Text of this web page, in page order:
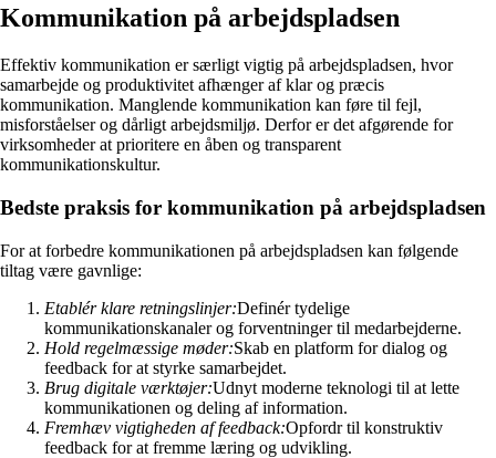
Kommunikation på arbejdspladsen
Effektiv kommunikation er særligt vigtig på arbejdspladsen, hvor
samarbejde og produktivitet afhænger af klar og præcis
kommunikation. Manglende kommunikation kan føre til fejl,
misforståelser og dårligt arbejdsmiljø. Derfor er det afgørende for
virksomheder at prioritere en åben og transparent
kommunikationskultur.
Bedste praksis for kommunikation på arbejdspladsen
For at forbedre kommunikationen på arbejdspladsen kan følgende
tiltag være gavnlige:
Etablér klare retningslinjer:Definér tydelige
kommunikationskanaler og forventninger til medarbejderne.
Hold regelmæssige møder:Skab en platform for dialog og
feedback for at styrke samarbejdet.
Brug digitale værktøjer:Udnyt moderne teknologi til at lette
kommunikationen og deling af information.
Fremhæv vigtigheden af feedback:Opfordr til konstruktiv
feedback for at fremme læring og udvikling.